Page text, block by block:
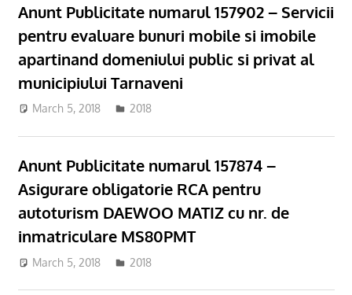
Anunt Publicitate numarul 157902 – Servicii
pentru evaluare bunuri mobile si imobile
apartinand domeniului public si privat al
municipiului Tarnaveni
March 5, 2018 admsite
2018
Anunt Publicitate numarul 157874 –
Asigurare obligatorie RCA pentru
autoturism DAEWOO MATIZ cu nr. de
inmatriculare MS80PMT
March 5, 2018 admsite
2018